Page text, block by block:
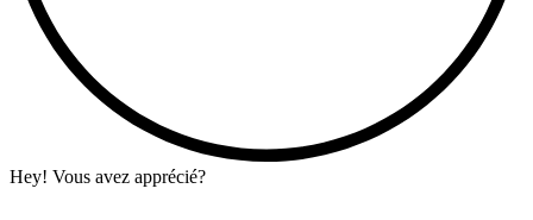
Hey! Vous avez apprécié?